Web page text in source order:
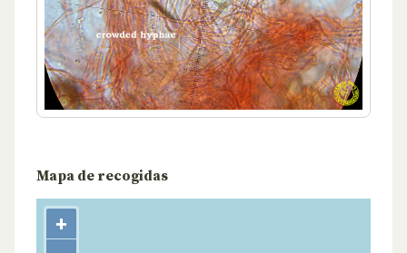
Mapa de recogidas
+